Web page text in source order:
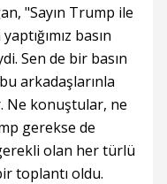
"Sayın Trump ile
basın
Sen de bir basın
arkadaşlarınla
Ne konuştular, ne
gerekse de
olan her türlü
toplantı oldu.